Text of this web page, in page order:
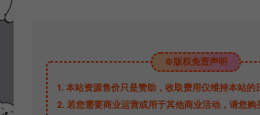
©版权免责声明
1. 本站资源售价只是赞助，收取费用仅维持本站的
2. 若您需要商业运营或用于其他商业活动，请您购